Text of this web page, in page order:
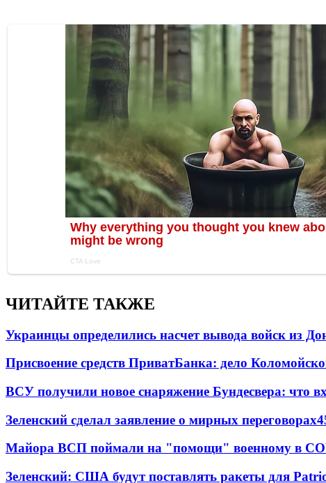
ЧИТАЙТЕ ТАКЖЕ
Украинцы определились насчет вывода войск из
Присвоение средств ПриватБанка: дело
ВСУ получили новое снаряжение Бундесвера: что
Зеленский сделал заявление о мирных переговорах
Майора ВСП поймали на "помощи" военному в
Зеленский: США будут поставлять ракеты для